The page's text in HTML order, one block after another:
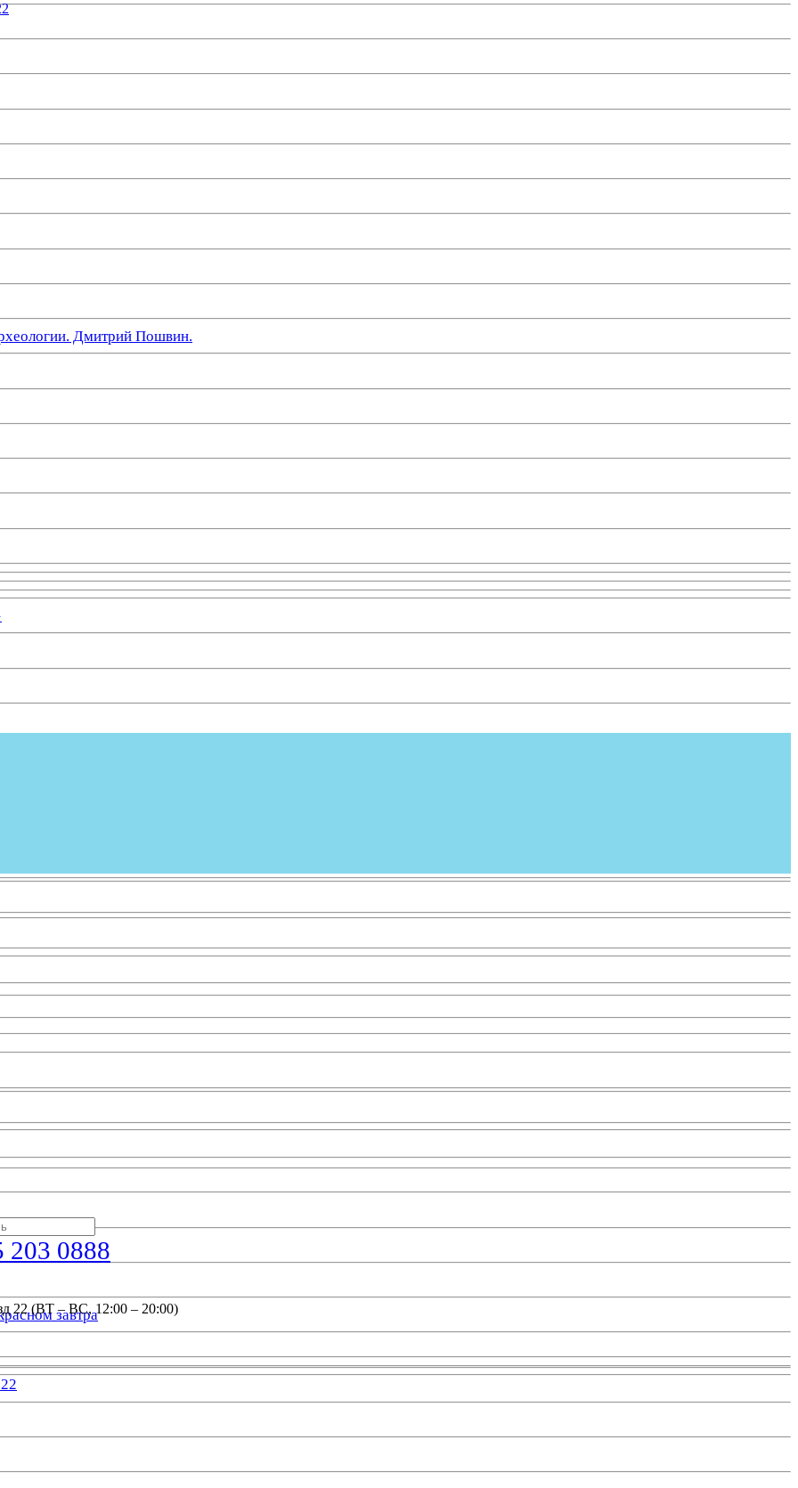
Дмитрий Пошвин.
завтра
203 0888
22 (ВТ – ВС, 12:00 – 20:00)